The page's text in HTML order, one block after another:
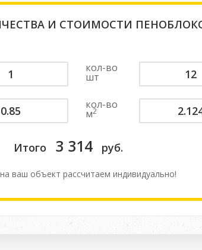
И СТОИМОСТИ
кол-во
шт
кол-во
м2
Итого 3 314 руб.
ваш объект расcчитаем индивидуально!